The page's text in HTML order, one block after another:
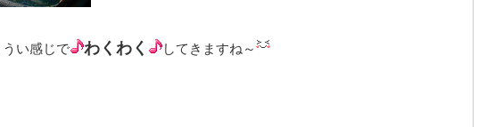
うい感じで わくわく してきますね～